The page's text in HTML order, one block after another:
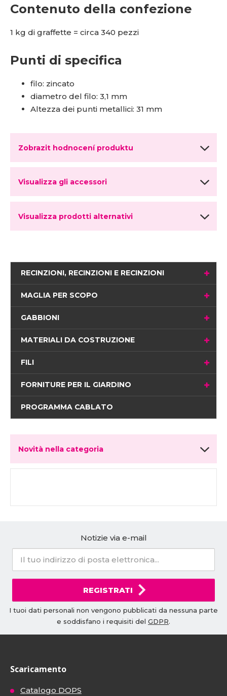
Contenuto della confezione
1 kg di graffette = circa 340 pezzi
Punti di specifica
filo: zincato
diametro del filo: 3,1 mm
Altezza dei punti metallici: 31 mm
Zobrazit hodnocení produktu
Visualizza gli accessori
Visualizza prodotti alternativi
RECINZIONI, RECINZIONI E RECINZIONI
MAGLIA PER SCOPO
GABBIONI
MATERIALI DA COSTRUZIONE
FILI
FORNITURE PER IL GIARDINO
PROGRAMMA CABLATO
Novità nella categoria
Notizie via e-mail
REGISTRATI
I tuoi dati personali non vengono pubblicati da nessuna parte
e soddisfano i requisiti del GDPR.
Scaricamento
Catalogo DOPS